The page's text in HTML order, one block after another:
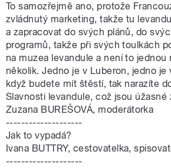
To samozřejmě ano, protože
zvládnutý marketing, takže tu
a zapracovat do svých plánů, do
programů, takže při svých toulkách
na muzea levandule a není to jednou
několik. Jedno je v Luberon, jedno je
když budete mít štěstí, tak narazíte
Slavnosti levandule, což jsou úžasné
Zuzana BUREŠOVÁ, moderátorka
--------------------
Jak to vypadá?
Ivana BUTTRY, cestovatelka,
--------------------